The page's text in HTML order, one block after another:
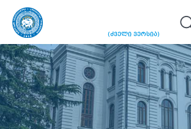
(ძველი ვერსია)